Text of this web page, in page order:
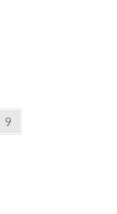
Página
9